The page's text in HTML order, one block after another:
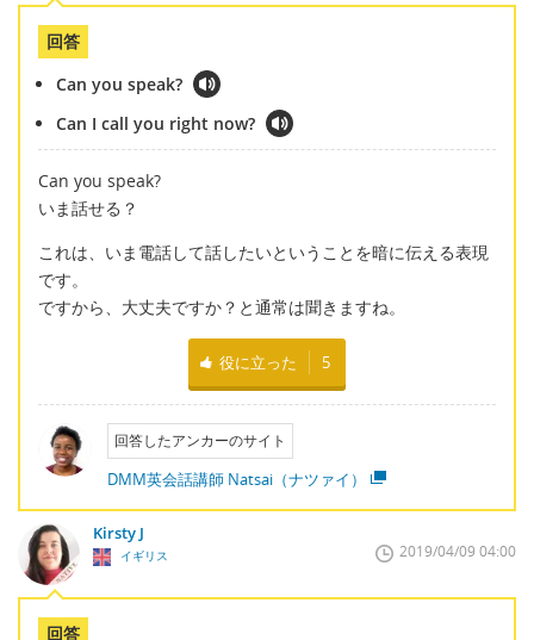
回答
Can you speak?
Can I call you right now?
Can you speak?
いま話せる？
これは、いま電話して話したいということを暗に伝える表現
です。
ですから、大丈夫ですか？と通常は聞きますね。
役に立った 5
回答したアンカーのサイト
DMM英会話講師 Natsai（ナツァイ）
Kirsty J
イギリス 2019/04/09 04:00
回答